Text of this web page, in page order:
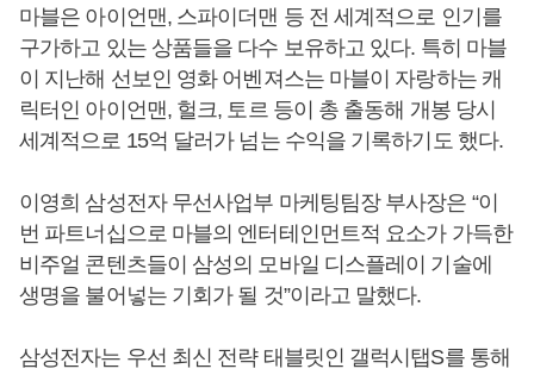
마블은 아이언맨, 스파이더맨 등 전 세계적으로 인기를
구가하고 있는 상품들을 다수 보유하고 있다. 특히 마블
이 지난해 선보인 영화 어벤져스는 마블이 자랑하는 캐
릭터인 아이언맨, 헐크, 토르 등이 총 출동해 개봉 당시
세계적으로 15억 달러가 넘는 수익을 기록하기도 했다.
이영희 삼성전자 무선사업부 마케팅팀장 부사장은 “이
번 파트너십으로 마블의 엔터테인먼트적 요소가 가득한
비주얼 콘텐츠들이 삼성의 모바일 디스플레이 기술에
생명을 불어넣는 기회가 될 것”이라고 말했다.
삼성전자는 우선 최신 전략 태블릿인 갤럭시탭S를 통해